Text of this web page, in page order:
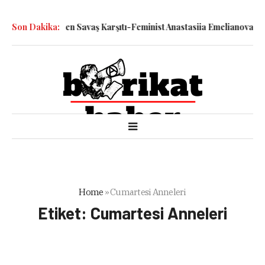
Son Dakika:
Katledilen Savaş Karşıtı-Feminist Anastasiia Emelianova’nın
Home »Cumartesi Anneleri
Etiket: Cumartesi Anneleri